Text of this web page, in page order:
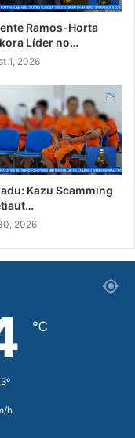
Ramos-Horta
Líder no…
1, 2026
Kazu Scamming
2026
℃
h